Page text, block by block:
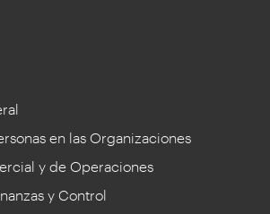
en las Organizaciones
y de Operaciones
y Control